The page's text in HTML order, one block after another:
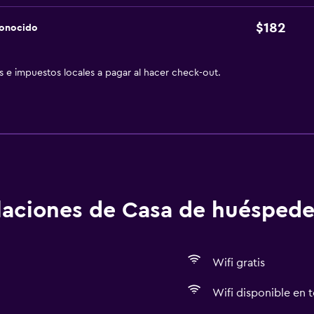
$182
e impuestos locales a pagar al hacer check-out.
de Casa de
Wifi gratis
Wifi disponible en